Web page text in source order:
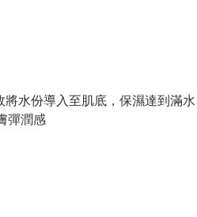
水份導入至肌底，保濕達到滿水
彈潤感